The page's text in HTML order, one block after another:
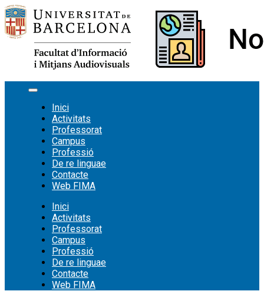
Vés
al
contingut
Inici
Activitats
Professorat
Campus
Professió
De re linguae
Contacte
Web FIMA
Inici
Activitats
Professorat
Campus
Professió
De re linguae
Contacte
Web FIMA